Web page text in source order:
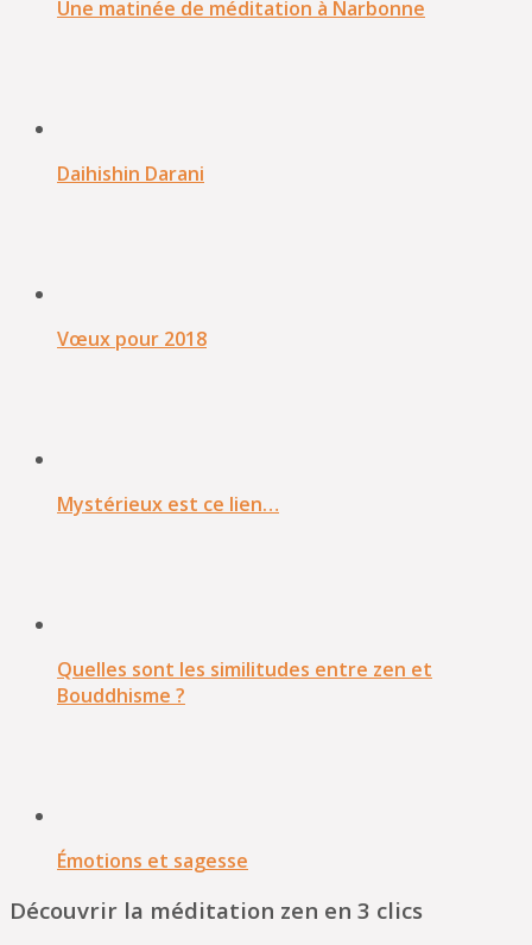
Une matinée de méditation à Narbonne
Daihishin Darani
Vœux pour 2018
Mystérieux est ce lien…
Quelles sont les similitudes entre zen et
Bouddhisme ?
Émotions et sagesse
Découvrir la méditation zen en 3 clics